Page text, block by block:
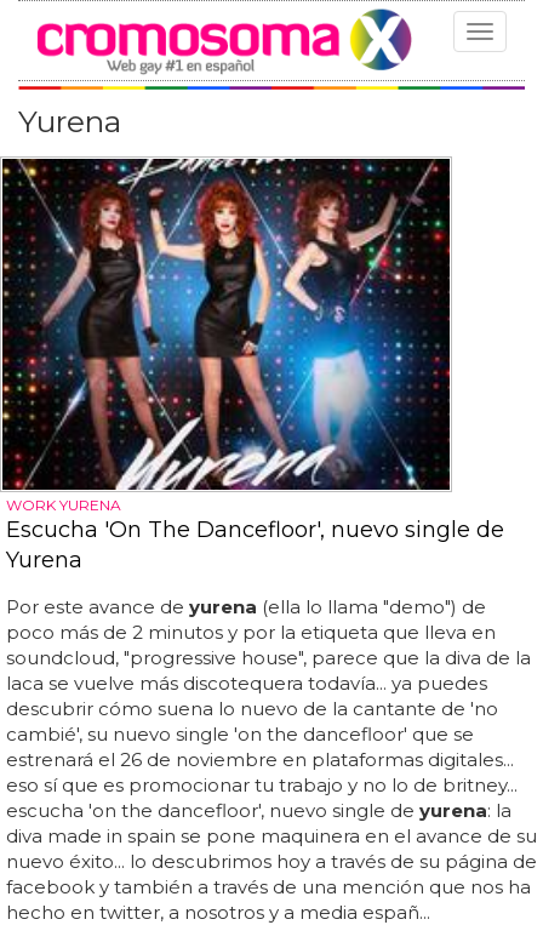
Toggle
Yurena
WORK YURENA
Escucha 'On The Dancefloor', nuevo single de
Yurena
Por este avance de yurena (ella lo llama "demo") de
poco más de 2 minutos y por la etiqueta que lleva en
soundcloud, "progressive house", parece que la diva de la
laca se vuelve más discotequera todavía... ya puedes
descubrir cómo suena lo nuevo de la cantante de 'no
cambié', su nuevo single 'on the dancefloor' que se
estrenará el 26 de noviembre en plataformas digitales...
eso sí que es promocionar tu trabajo y no lo de britney...
escucha 'on the dancefloor', nuevo single de yurena: la
diva made in spain se pone maquinera en el avance de su
nuevo éxito... lo descubrimos hoy a través de su página de
facebook y también a través de una mención que nos ha
hecho en twitter, a nosotros y a media españ...